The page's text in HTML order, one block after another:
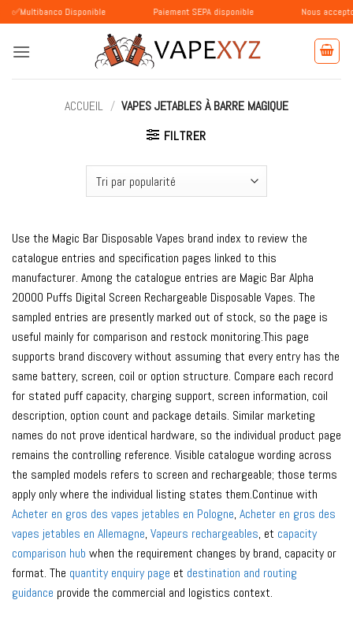
Passer
au
contenu
Disponible Paiement SEPA disponible Nous acceptons les
ACCUEIL / VAPES JETABLES À BARRE MAGIQUE
FILTRER
Use the Magic Bar Disposable Vapes brand index to review the
catalogue entries and specification pages linked to this
manufacturer. Among the catalogue entries are Magic Bar Alpha
20000 Puffs Digital Screen Rechargeable Disposable Vapes. The
sampled entries are presently marked out of stock, so the page is
useful mainly for comparison and restock monitoring.This page
supports brand discovery without assuming that every entry has the
same battery, screen, coil or option structure. Compare each record
for stated puff capacity, charging support, screen information, coil
description, option count and package details. Similar marketing
names do not prove identical hardware, so the individual product page
remains the controlling reference. Visible catalogue wording across
the sampled models refers to screen and rechargeable; those terms
apply only where the individual listing states them.Continue with
Acheter en gros des vapes jetables en Pologne, Acheter en gros des
vapes jetables en Allemagne, Vapeurs rechargeables, et capacity
comparison hub when the requirement changes by brand, capacity or
format. The quantity enquiry page et destination and routing
guidance provide the commercial and logistics context.